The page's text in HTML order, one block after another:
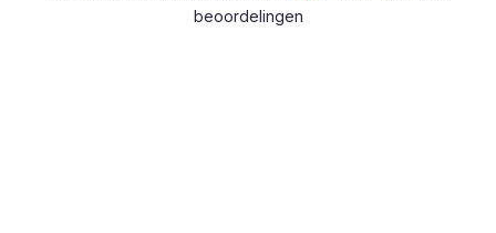
beoordelingen